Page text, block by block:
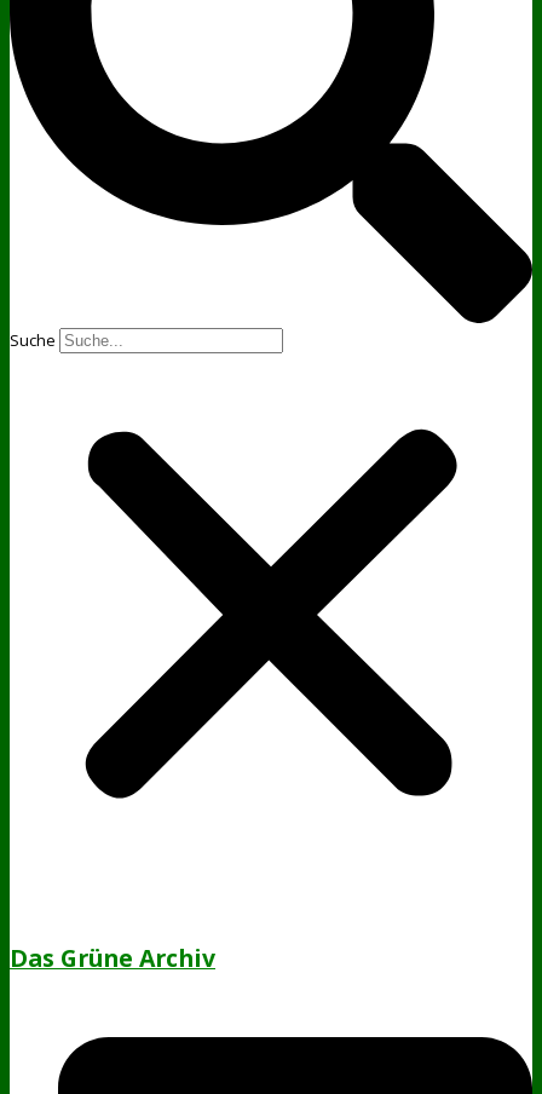
Suche
Das Grüne Archiv